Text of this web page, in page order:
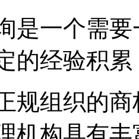
是一个需
的经验积
规组织的
机构具有